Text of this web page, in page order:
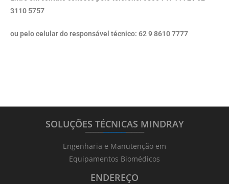
3110 5757
ou pelo celular do responsável técnico: 62 9 8610 7777
SOLUÇÕES TÉCNICAS MINDRAY
_______________________
Engenharia e Manutenção em
Equipamentos Biomédicos
ENDEREÇO